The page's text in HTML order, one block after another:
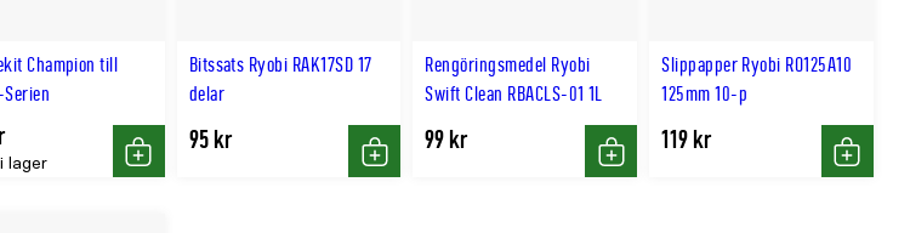
Champion till
lager Köp
Bitssats Ryobi RAK17SD 17
delar
95 kr
Köp
Rengöringsmedel Ryobi
Swift Clean RBACLS-01 1L
99 kr
Köp
Slippapper Ryobi RO125A10
125mm 10-p
119 kr
Köp